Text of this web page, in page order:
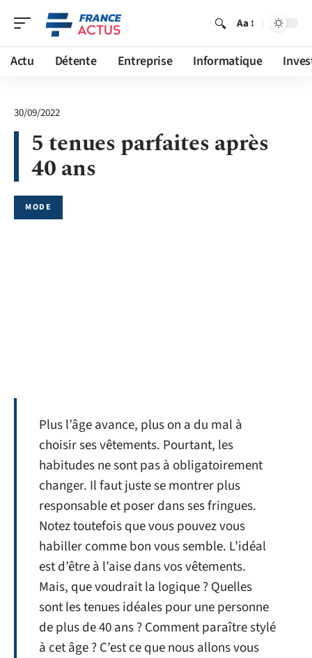
Aa
Actu Détente Entreprise Informatique
30/09/2022
5 tenues parfaites après
40 ans
MODE
Plus l’âge avance, plus on a du mal à
choisir ses vêtements. Pourtant, les
habitudes ne sont pas à obligatoirement
changer. Il faut juste se montrer plus
responsable et poser dans ses fringues.
Notez toutefois que vous pouvez vous
habiller comme bon vous semble. L’idéal
est d’être à l’aise dans vos vêtements.
Mais, que voudrait la logique ? Quelles
sont les tenues idéales pour une personne
de plus de 40 ans ? Comment paraître stylé
à cet âge ? C’est ce que nous allons vous